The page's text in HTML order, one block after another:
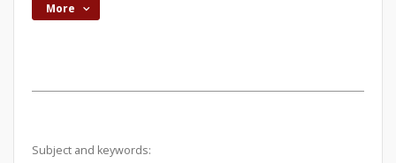
More
Subject and keywords: